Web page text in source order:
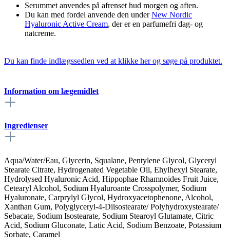
Serummet anvendes på afrenset hud morgen og aften.
Du kan med fordel anvende den underNew Nordic
Hyaluronic Active Cream, der er en parfumefri dag- og
natcreme.
Du kan finde indlægssedlen ved at klikke her og søge på produktet.
Information om lægemidlet
Ingredienser
Aqua/Water/Eau, Glycerin, Squalane, Pentylene Glycol, Glyceryl
Stearate Citrate, Hydrogenated Vegetable Oil, Ehylhexyl Stearate,
Hydrolysed Hyaluronic Acid, Hippophae Rhamnoides Fruit Juice,
Cetearyl Alcohol, Sodium Hyaluroante Crosspolymer, Sodium
Hyaluronate, Carprylyl Glycol, Hydroxyacetophenone, Alcohol,
Xanthan Gum, Polyglyceryl-4-Diisostearate/ Polyhydroxystearate/
Sebacate, Sodium Isostearate, Sodium Stearoyl Glutamate, Citric
Acid, Sodium Gluconate, Latic Acid, Sodium Benzoate, Potassium
Sorbate, Caramel